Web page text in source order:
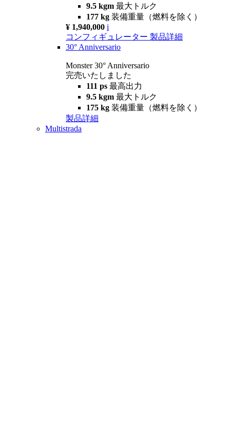
9.5 kgm 最大トルク
177 kg 装備重量（燃料を除く）
¥ 1,940,000 i
コンフィギュレーター 製品詳細
30° Anniversario
Monster 30° Anniversario
完売いたしました
111 ps 最高出力
9.5 kgm 最大トルク
175 kg 装備重量（燃料を除く）
製品詳細
Multistrada